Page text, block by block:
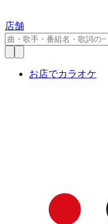
店舗
お店でカラオケ